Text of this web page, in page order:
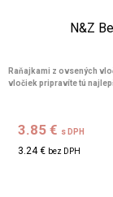
N&Z
Raňajkami z ovsených
vločiek pripravíte tú
3.85 € s DPH
3.24 € bez DPH